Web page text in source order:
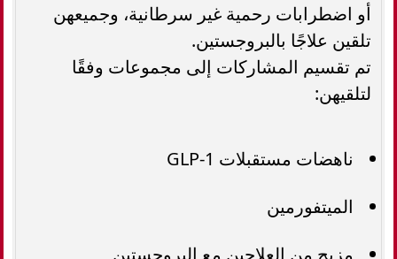
أو اضطرابات رحمية غير سرطانية، وجميعهن
تلقين علاجًا بالبروجستين.
تم تقسيم المشاركات إلى مجموعات وفقًا
لتلقيهن:
ناهضات مستقبلات GLP-1
الميتفورمين
مزيج من العلاجين مع البروجستين